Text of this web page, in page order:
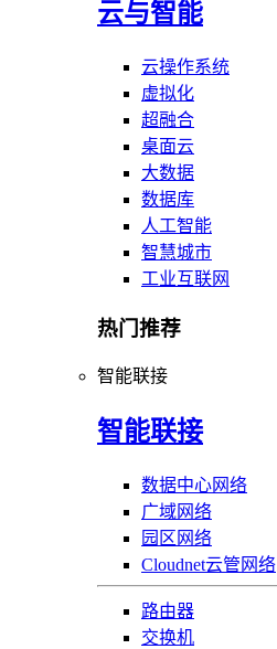
云与智能
云操作系统
虚拟化
超融合
桌面云
大数据
数据库
人工智能
智慧城市
工业互联网
热门推荐
智能联接
智能联接
数据中心网络
广域网络
园区网络
Cloudnet云管网络
路由器
交换机